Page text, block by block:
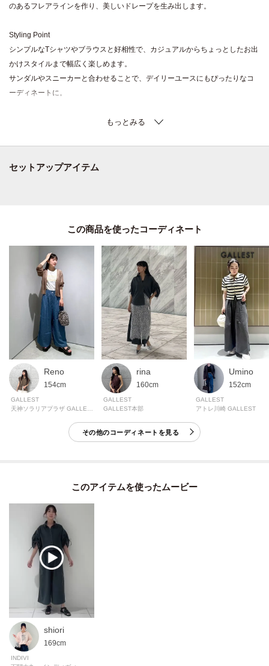
のあるフレアラインを作り、美しいドレープを生み出します。
Styling Point
シンプルなTシャツやブラウスと好相性で、カジュアルからちょっとしたお出
かけスタイルまで幅広く楽しめます。
サンダルやスニーカーと合わせることで、デイリーユースにもぴったりなコ
ーディネートに。
セットアップアイテム
この商品を使った
Reno
154cm
GALLEST
rina
160cm
GALLEST
GALLEST本部
Umino
152cm
GALLEST
アトレ川崎 GALLEST
その他のコーディネートを見る
このアイテムを使ったムービー
shiori
169cm
INDIVI